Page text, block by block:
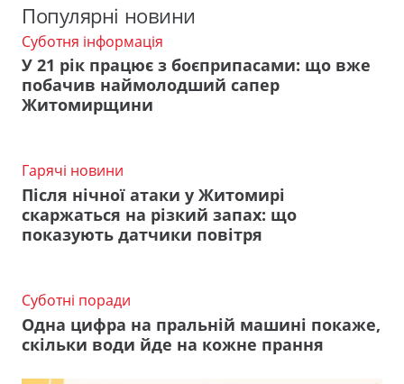
Популярні новини
Суботня інформація
У 21 рік працює з боєприпасами: що вже
побачив наймолодший сапер
Житомирщини
Гарячі новини
Після нічної атаки у Житомирі
скаржаться на різкий запах: що
показують датчики повітря
Суботні поради
Одна цифра на пральній машині покаже,
скільки води йде на кожне прання